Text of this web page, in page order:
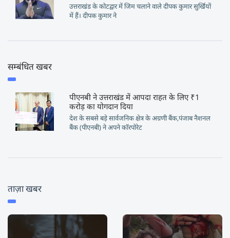
उत्तराखंड के कोटद्वार में जिम चलाने वाले दीपक कुमार सुर्खियों
में हैं। दीपक कुमार ने
सम्बंधित खबर
पीएनबी ने उत्तराखंड में आपदा राहत के लिए ₹1
करोड़ का योगदान दिया
देश के सबसे बड़े सार्वजनिक क्षेत्र के अग्रणी बैंक,पंजाब नैशनल
बैंक (पीएनबी) ने अपने कॉरपोरेट
ताज़ा खबर